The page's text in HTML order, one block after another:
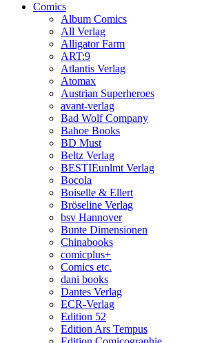
Comics
Album Comics
All Verlag
Alligator Farm
ART:9
Atlantis Verlag
Atomax
Austrian Superheroes
avant-verlag
Bad Wolf Company
Bahoe Books
BD Must
Beltz Verlag
BESTIEunlmt Verlag
Bocola
Boiselle & Ellert
Bröseline Verlag
bsv Hannover
Bunte Dimensionen
Chinabooks
comicplus+
Comics etc.
dani books
Dantes Verlag
ECR-Verlag
Edition 52
Edition Ars Tempus